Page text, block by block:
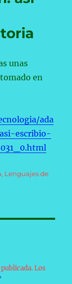
unas
en
ada
escribio-
, Lenguajes de
Los